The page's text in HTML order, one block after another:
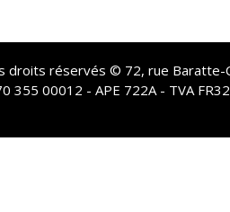
droits réservés © 72, rue
355 00012 - APE 722A - TVA